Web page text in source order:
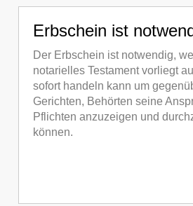
Erbschein ist
Der Erbschein ist notwendig,
notarielles Testament vorliegt
sofort handeln kann um
Gerichten, Behörten seine
Pflichten anzuzeigen und
können.